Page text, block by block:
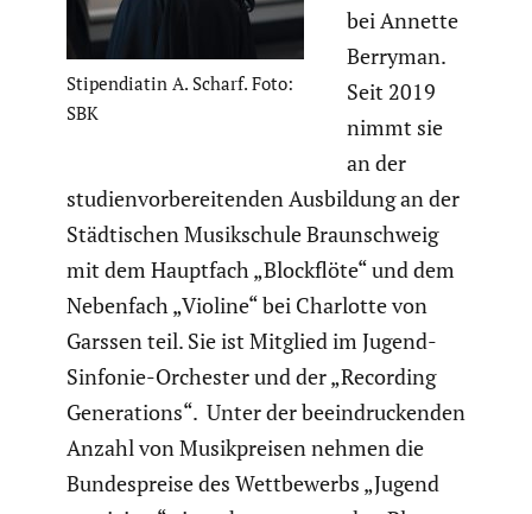
Stipen­diatin A. Scharf. Foto:
SBK
bei Annette
Berryman.
Seit 2019
nimmt sie
an der
studi­en­vor­be­rei­tenden Ausbil­dung an der
Städti­schen Musik­schule Braun­schweig
mit dem Hauptfach „Block­flöte“ und dem
Nebenfach „Violine“ bei Charlotte von
Garssen teil. Sie ist Mitglied im Jugend-
Sinfonie-Orchester und der „Recording
Genera­tions“. Unter der beein­dru­ckenden
Anzahl von Musik­preisen nehmen die
Bundes­preise des Wettbe­werbs „Jugend